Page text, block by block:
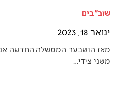
שוב"בים
ינואר 18, 2023
מאז הושבעה הממשלה החדשה
משני צידי…